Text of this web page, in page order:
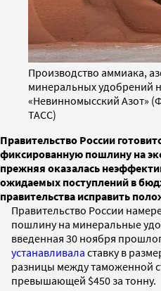
Производство аммиака,
минеральных удобрений
«Невинномысский Азот»
ТАСС)
Правительство России
фиксированную пошлину на
прежняя оказалась
ожидаемых поступлений в
правительства исправить
Правительство России
пошлину на минеральные
введенная 30 ноября
устанавливала ставку в
разницы между таможенной
превышающей $450 за тонну.